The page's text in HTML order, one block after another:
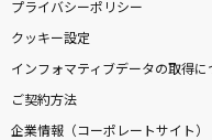
プライバシーポリシー
クッキー設定
インフォマティブデータの取得に
ご契約方法
企業情報（コーポレートサイト）